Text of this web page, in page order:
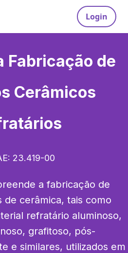
Login
Fabricação de
Cerâmicos
23.419-00
a fabricação de
cerâmica, tais como
refratário aluminoso,
grafitoso, pós-
e similares, utilizados em